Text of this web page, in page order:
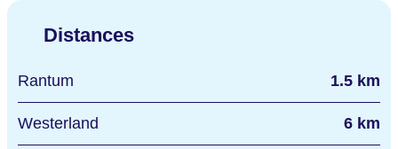
Distances
Rantum 1.5 km
Westerland 6 km